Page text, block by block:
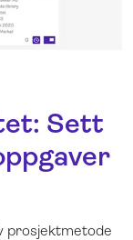
Sett
prosjektmetode